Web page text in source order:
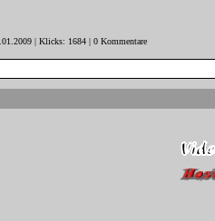
| Klicks: 1684 | 0 Kommentare